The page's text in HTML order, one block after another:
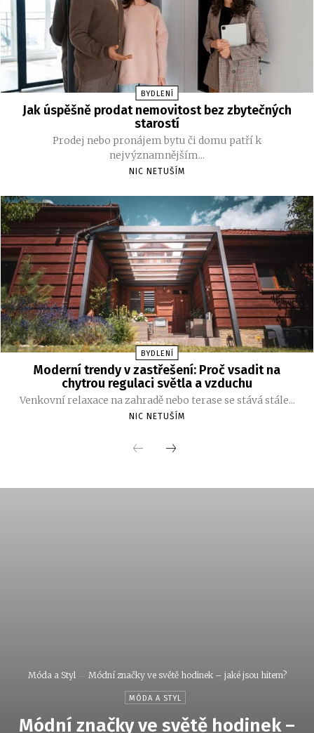
BYDLENÍ
Jak úspěšně prodat nemovitost bez zbytečných
starostí
Prodej nebo pronájem bytu či domu patří k
nejvýznamnějším...
NIC NETUŠÍM
BYDLENÍ
Moderní trendy v zastřešení: Proč vsadit na
chytrou regulaci světla a vzduchu
Venkovní relaxace na zahradě nebo terase se stává stále...
NIC NETUŠÍM